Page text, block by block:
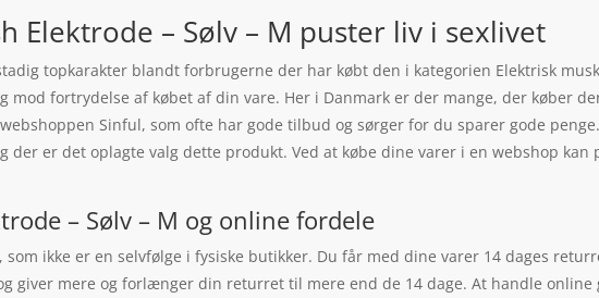
Elektrode – Sølv – M puster liv i sexlivet
topkarakter blandt forbrugerne der har købt den i kategorien Elektrisk
fortrydelse af købet af din vare. Her i Danmark er der mange, der køber
Sinful, som ofte har gode tilbud og sørger for du sparer gode
er det oplagte valg dette produkt. Ved at købe dine varer i en webshop kan
– Sølv – M og online fordele
ikke er en selvfølge i fysiske butikker. Du får med dine varer 14 dages
giver mere og forlænger din returret til mere end de 14 dage. At handle online